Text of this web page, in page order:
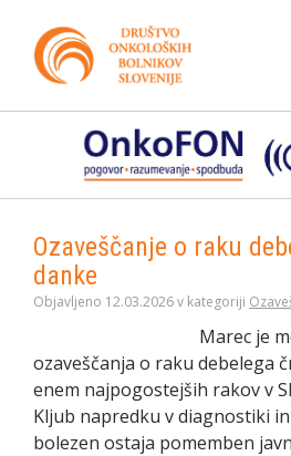
Ozaveščanje o raku
danke
Objavljeno 12.03.2026 v kategoriji
Marec je
ozaveščanja o raku debelega
enem najpogostejših rakov v
Kljub napredku v diagnostiki
bolezen ostaja pomemben